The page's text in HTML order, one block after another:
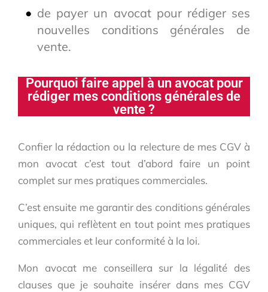
de payer un avocat pour rédiger ses
nouvelles conditions générales de
vente.
Pourquoi faire appel à un avocat pour
rédiger mes conditions générales de
vente ?
Confier la rédaction ou la relecture de mes CGV à
mon avocat c’est tout d’abord faire un point
complet sur mes pratiques commerciales.
C’est ensuite me garantir des conditions générales
uniques, qui reflètent en tout point mes pratiques
commerciales et leur conformité à la loi.
Mon avocat me conseillera sur la légalité des
clauses que je souhaite insérer dans mes CGV